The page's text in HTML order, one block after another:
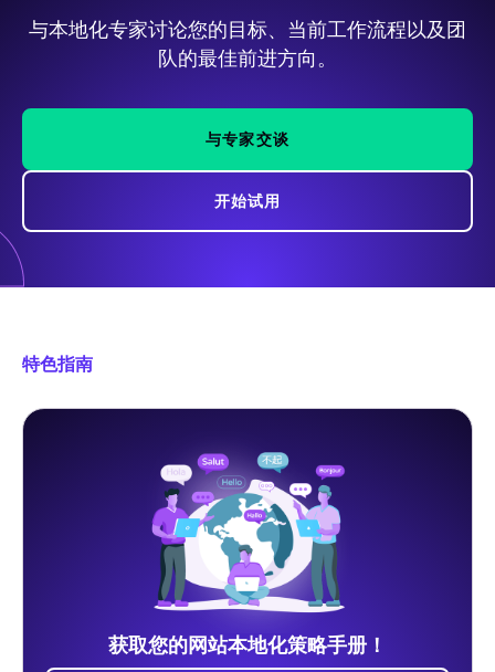
与本地化专家讨论您的目标、当前工作流程以及团
队的最佳前进方向。
与专家交谈
开始试用
特色指南
获取您的网站本地化策略手册！